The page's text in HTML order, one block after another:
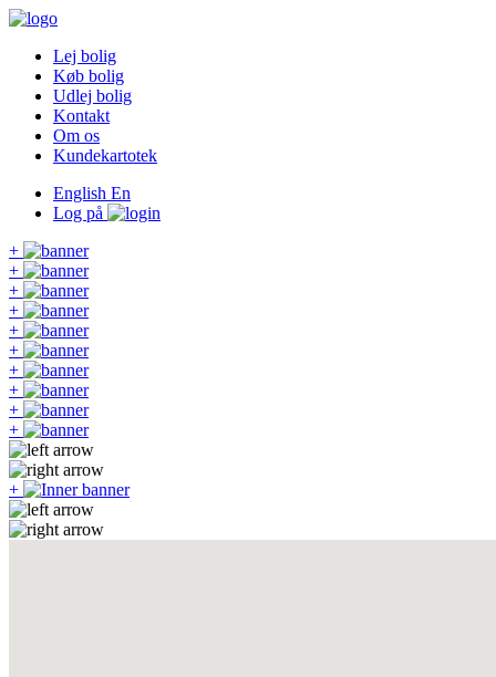
Lej bolig
Køb bolig
Udlej bolig
Kontakt
Om os
Kundekartotek
English En
Log på
+
+
+
+
+
+
+
+
+
+
+